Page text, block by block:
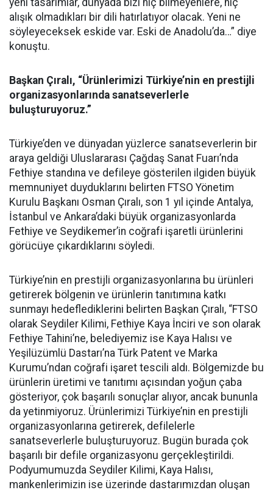
yeni tasarımlar, dünyada bizi hiç bilmeyenlere, hiç
alışık olmadıkları bir dili hatırlatıyor olacak. Yeni ne
söyleyeceksek eskide var. Eski de Anadolu’da…” diye
konuştu.
Başkan Çıralı, “Ürünlerimizi Türkiye’nin en prestijli
organizasyonlarında sanatseverlerle
buluşturuyoruz.”
Türkiye’den ve dünyadan yüzlerce sanatseverlerin bir
araya geldiği Uluslararası Çağdaş Sanat Fuarı’nda
Fethiye standına ve defileye gösterilen ilgiden büyük
memnuniyet duyduklarını belirten FTSO Yönetim
Kurulu Başkanı Osman Çıralı, son 1 yıl içinde Antalya,
İstanbul ve Ankara’daki büyük organizasyonlarda
Fethiye ve Seydikemer’in coğrafi işaretli ürünlerini
görücüye çıkardıklarını söyledi.
Türkiye’nin en prestijli organizasyonlarına bu ürünleri
getirerek bölgenin ve ürünlerin tanıtımına katkı
sunmayı hedeflediklerini belirten Başkan Çıralı, “FTSO
olarak Seydiler Kilimi, Fethiye Kaya İnciri ve son olarak
Fethiye Tahini’ne, belediyemiz ise Kaya Halısı ve
Yeşilüzümlü Dastarı’na Türk Patent ve Marka
Kurumu’ndan coğrafi işaret tescili aldı. Bölgemizde bu
ürünlerin üretimi ve tanıtımı açısından yoğun çaba
gösteriyor, çok başarılı sonuçlar alıyor, ancak bununla
da yetinmiyoruz. Ürünlerimizi Türkiye’nin en prestijli
organizasyonlarına getirerek, defilelerle
sanatseverlerle buluşturuyoruz. Bugün burada çok
başarılı bir defile organizasyonu gerçekleştirildi.
Podyumumuzda Seydiler Kilimi, Kaya Halısı,
mankenlerimizin ise üzerinde dastarımızdan oluşan